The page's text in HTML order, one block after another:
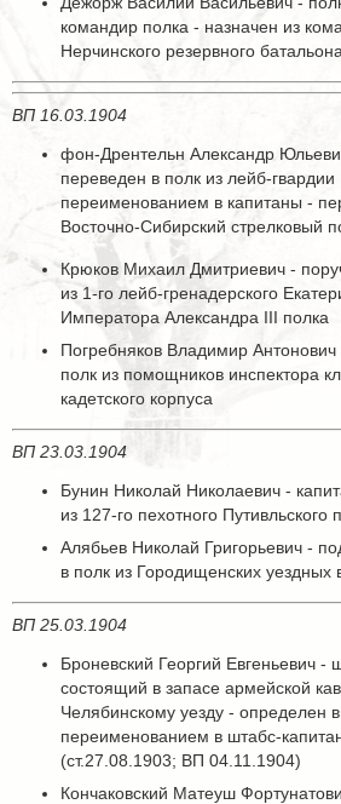
командир полка - назначен из
Нерчинского резервного батальона
ВП 16.03.1904
фон-Дрентельн Александр
переведен в полк из лейб-
переименованием в капитаны -
Восточно-Сибирский стрелковый
Крюков Михаил Дмитриевич -
из 1-го лейб-гренадерского
Императора Александра III полка
Погребняков Владимир
полк из помощников инспектора
кадетского корпуса
ВП 23.03.1904
Бунин Николай Николаевич -
из 127-го пехотного Путивльского
Алябьев Николай Григорьевич -
в полк из Городищенских уездных
ВП 25.03.1904
Броневский Георгий Евгеньевич -
состоящий в запасе армейской
Челябинскому уезду - определен
переименованием в штабс-
(ст.27.08.1903; ВП 04.11.1904)
Кончаковский Матеуш